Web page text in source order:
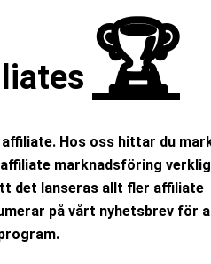
🏆
Hos oss hittar du
marknadsföring
det lanseras allt fler affiliate
på vårt nyhetsbrev för